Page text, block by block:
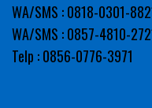
WA/SMS : 0818-0301-
WA/SMS : 0857-4810-
Telp : 0856-0776-3971